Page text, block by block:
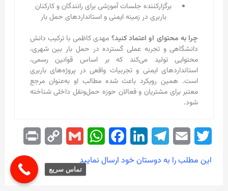
برگزارکننده جلسات آموزشی برای رانندگان و کارکنان
باربری در زمینه ایمنی و استانداردهای حمل بار
چرا به محتوای او اعتماد کنید؟ مهدی کاظمی با ترکیب دانش
دانشگاهی و تجربه عملی گسترده در حمل بار بین شهری،
محتوایی تولید می‌کند که بر اساس قوانین رسمی،
استانداردهای ایمنی و تجربیات واقعی در پروژه‌های باربری
است. همین رویکرد باعث شده مطالب او به‌عنوان مرجع
معتبر برای مشتریان و فعالان حوزه حمل‌ونقل داخلی شناخته
شود.
W
a
r
i
n
این مطلب را به دوستان خود ارسال نمایید
تماس سریع